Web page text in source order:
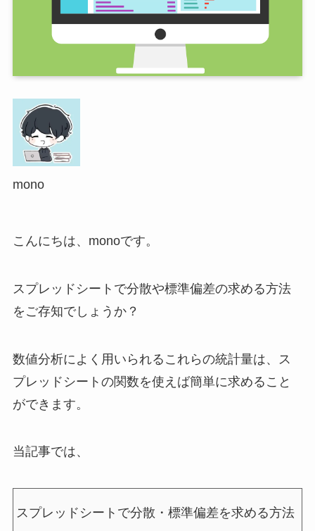
mono
こんにちは、monoです。
スプレッドシートで分散や標準偏差の求める方法
をご存知でしょうか？
数値分析によく用いられるこれらの統計量は、ス
プレッドシートの関数を使えば簡単に求めること
ができます。
当記事では、
スプレッドシートで分散・標準偏差を求める方法